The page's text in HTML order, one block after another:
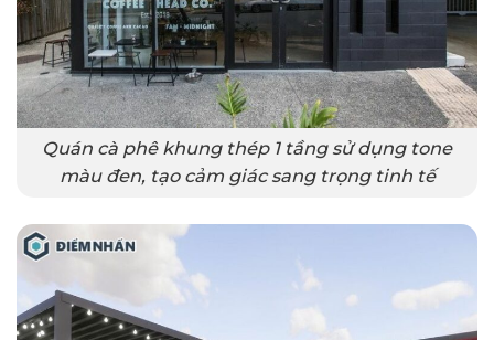
Quán cà phê khung thép 1 tầng sử dụng tone
màu đen, tạo cảm giác sang trọng tinh tế